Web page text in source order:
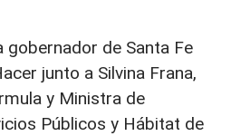
gobernador de Santa Fe
junto a Silvina Frana,
y Ministra de
Públicos y Hábitat de